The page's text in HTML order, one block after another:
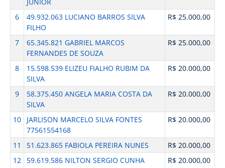
6
49.932.063 LUCIANO BARROS SILVA
FILHO
R$ 25.000,00
7
65.345.821 GABRIEL MARCOS
FERNANDES DE SOUZA
R$ 25.000,00
8
15.598.539 ELIZEU FIALHO RUBIM DA
SILVA
R$ 20.000,00
9
58.375.450 ANGELA MARIA COSTA DA
SILVA
R$ 20.000,00
10
JARLISON MARCELO SILVA FONTES
77561554168
R$ 20.000,00
11 51.623.865 FABIOLA PEREIRA NUNES
R$ 20.000,00
12
59.619.586 NILTON SERGIO CUNHA
R$ 20.000,00